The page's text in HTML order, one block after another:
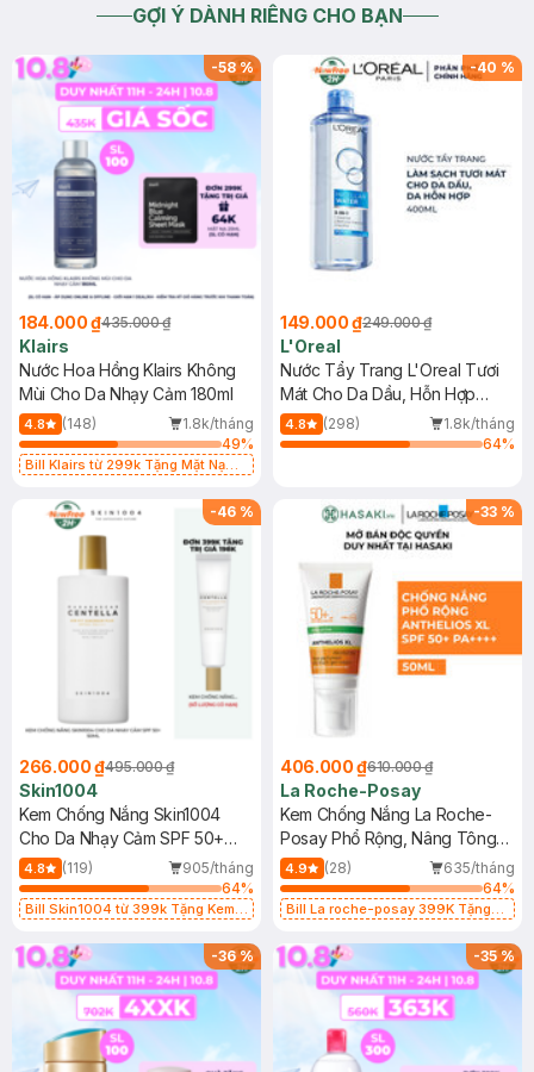
GỢI Ý DÀNH RIÊNG CHO BẠN
-58%
184.000 ₫435.000 ₫
Klairs
Nước Hoa Hồng Klairs Không
Mùi Cho Da Nhạy Cảm 180ml
4.8 (148)
1.8k/tháng
49%
Bill Klairs từ 299k Tặng Mặt Nạ
25ml (SL Có Hạn)
-40 %
149.000 ₫249.000 ₫
L'Oreal
Nước Tẩy Trang L'Oreal Tươi
Mát Cho Da Dầu, Hỗn Hợp
400ml
4.8 (298)
1.8k/tháng
64%
-46 %
266.000 ₫495.000 ₫
Skin1004
Kem Chống Nắng Skin1004
Cho Da Nhạy Cảm SPF 50+
50ml
4.8 (119)
905/tháng
64%
Bill Skin1004 từ 399k Tặng Kem
SPF 50+ 20ml (SL Có Hạn)
-33 %
406.000 ₫610.000 ₫
La Roche-Posay
Kem Chống Nắng La Roche-
Posay Phổ Rộng, Nâng Tông
Kiềm Dầu 50ml
4.9 (28)
635/tháng
64%
Bill La roche-posay 399K Tặng
(SL có hạn)
-36% -35%